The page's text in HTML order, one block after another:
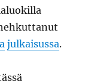
julkaisussa.